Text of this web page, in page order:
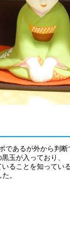
であるが外から判断
玉が入っており、
ることを知ってい
。